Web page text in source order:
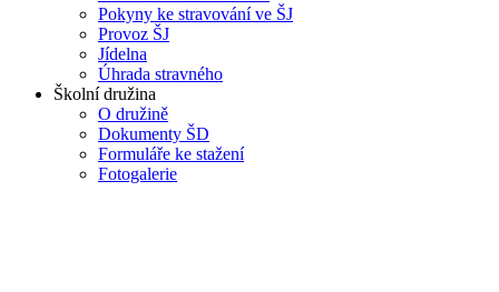
Pokyny ke stravování ve ŠJ
Provoz ŠJ
Jídelna
Úhrada stravného
Školní družina
O družině
Dokumenty ŠD
Formuláře ke stažení
Fotogalerie